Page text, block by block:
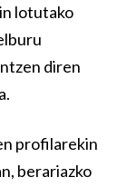
lotutako
diren
profilarekin
berariazko